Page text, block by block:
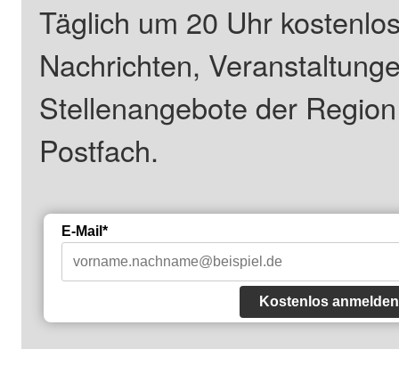
Täglich um 20 Uhr
Nachrichten,
Stellenangebote der
Postfach.
E-Mail*
Kostenlos anmelden